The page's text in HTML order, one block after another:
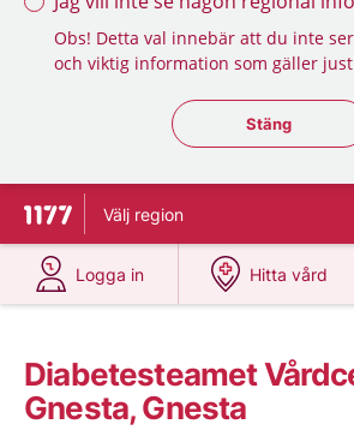
Obs! Detta val innebär att du inte
och viktig information som gäller
Stäng
Stäng
Till startsidan för 1177
Välj region
Logga in
på 1177.se
Hitta vård
på 1177.se
Diabetesteamet
Gnesta, Gnesta